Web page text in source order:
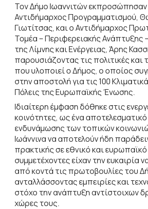
Τον Δήμο Ιωαννιτών
Αντιδήμαρχος Προγραμματισμού,
Γιωτίτσας, και ο Αντιδήμαρχος
Τομέα – Περιφερειακής Ανάπτυξης
της Λίμνης και Ενέργειας, Άρης
παρουσιάζοντας τις πολιτικές και
που υλοποιεί ο Δήμος, ο οποίος
στην αποστολή για τις 100
Πόλεις της Ευρωπαϊκής Ένωσης.
Ιδιαίτερη έμφαση δόθηκε στις
κοινότητες, ως ένα αποτελεσματικό
ενδυνάμωσης των τοπικών
Ιωάννινα να αποτελούν ήδη
πρακτικής σε εθνικό και
συμμετέχοντες είχαν την ευκαιρία
από κοντά τις πρωτοβουλίες του
ανταλλάσσοντας εμπειρίες και
στόχο την ανάπτυξη αντίστοιχων
χώρες τους.